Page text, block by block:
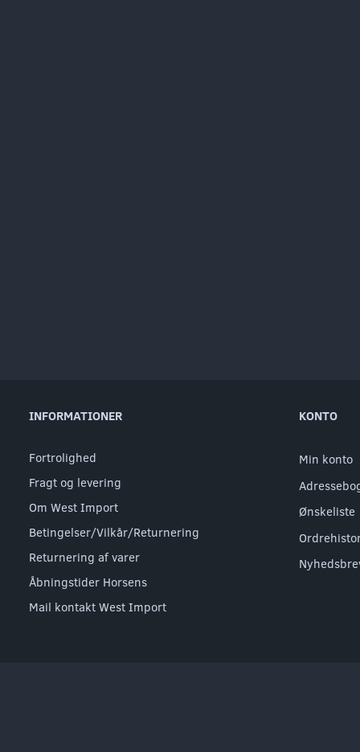
INFORMATIONER
Fortrolighed
Fragt og levering
Om West Import
Betingelser/Vilkår/Returnering
Returnering af varer
Åbningstider Horsens
Mail kontakt West Import
KONTO
Min konto
Ønskeliste